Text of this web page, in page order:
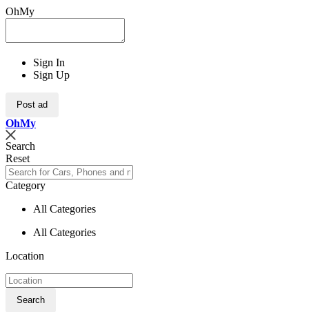
OhMy
Sign In
Sign Up
Post ad
OhMy
Search
Reset
Category
All Categories
All Categories
Location
Search